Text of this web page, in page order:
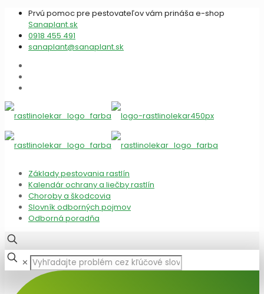
Prvú pomoc pre pestovateľov vám prináša e-shop
Sanaplant.sk
0918 455 491
sanaplant@sanaplant.sk
Základy pestovania rastlín
Kalendár ochrany a liečby rastlín
Choroby a škodcovia
Slovník odborných pojmov
Odborná poradňa
✕